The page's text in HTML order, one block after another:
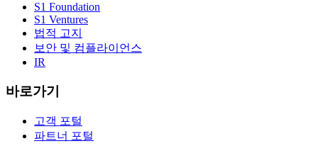
S1 Foundation
S1 Ventures
법적 고지
보안 및 컴플라이언스
IR
바로가기
고객 포털
파트너 포털